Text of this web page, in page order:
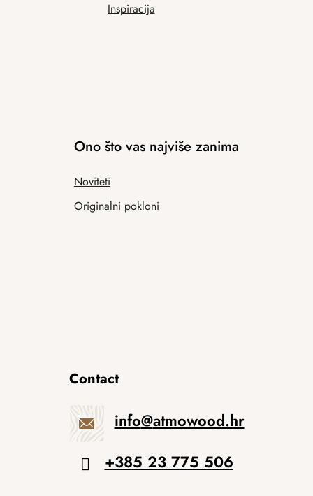
Inspiracija
Ono što vas najviše zanima
Noviteti
Originalni pokloni
Contact
info@atmowood.hr
+385 23 775 506